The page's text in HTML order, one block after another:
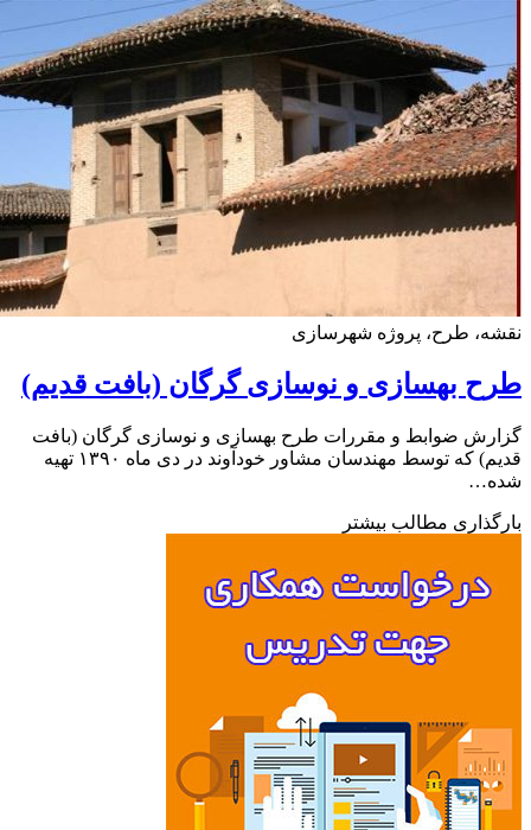
طرح، پروژه شهرسازی
بهسازی و نوسازی گرگان (بافت قدیم)
ضوابط و مقررات طرح بهسازی و نوسازی گرگان (بافت
قدیم) که توسط مهندسان مشاور خودآوند در دی ماه ۱۳۹۰ تهیه
مطالب بیشتر